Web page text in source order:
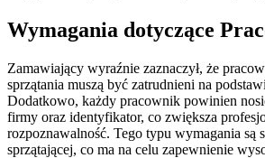
Wymagania dotyczące
Zamawiający wyraźnie zaznaczył, że
sprzątania muszą być zatrudnieni na
Dodatkowo, każdy pracownik powinien
firmy oraz identyfikator, co zwiększa
rozpoznawalność. Tego typu wymagania są
sprzątającej, co ma na celu zapewnienie